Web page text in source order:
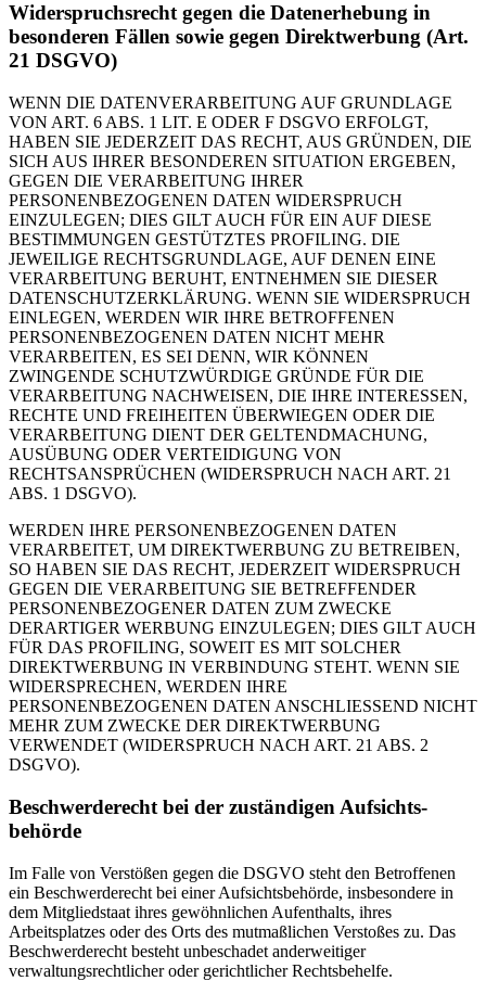
Widerspruchsrecht gegen die Datenerhebung in
besonderen Fällen sowie gegen Direktwerbung (Art.
21 DSGVO)
WENN DIE DATENVERARBEITUNG AUF GRUNDLAGE
VON ART. 6 ABS. 1 LIT. E ODER F DSGVO ERFOLGT,
HABEN SIE JEDERZEIT DAS RECHT, AUS GRÜNDEN, DIE
SICH AUS IHRER BESONDEREN SITUATION ERGEBEN,
GEGEN DIE VERARBEITUNG IHRER
PERSONENBEZOGENEN DATEN WIDERSPRUCH
EINZULEGEN; DIES GILT AUCH FÜR EIN AUF DIESE
BESTIMMUNGEN GESTÜTZTES PROFILING. DIE
JEWEILIGE RECHTSGRUNDLAGE, AUF DENEN EINE
VERARBEITUNG BERUHT, ENTNEHMEN SIE DIESER
DATENSCHUTZERKLÄRUNG. WENN SIE WIDERSPRUCH
EINLEGEN, WERDEN WIR IHRE BETROFFENEN
PERSONENBEZOGENEN DATEN NICHT MEHR
VERARBEITEN, ES SEI DENN, WIR KÖNNEN
ZWINGENDE SCHUTZWÜRDIGE GRÜNDE FÜR DIE
VERARBEITUNG NACHWEISEN, DIE IHRE INTERESSEN,
RECHTE UND FREIHEITEN ÜBERWIEGEN ODER DIE
VERARBEITUNG DIENT DER GELTENDMACHUNG,
AUSÜBUNG ODER VERTEIDIGUNG VON
RECHTSANSPRÜCHEN (WIDERSPRUCH NACH ART. 21
ABS. 1 DSGVO).
WERDEN IHRE PERSONENBEZOGENEN DATEN
VERARBEITET, UM DIREKTWERBUNG ZU BETREIBEN,
SO HABEN SIE DAS RECHT, JEDERZEIT WIDERSPRUCH
GEGEN DIE VERARBEITUNG SIE BETREFFENDER
PERSONENBEZOGENER DATEN ZUM ZWECKE
DERARTIGER WERBUNG EINZULEGEN; DIES GILT AUCH
FÜR DAS PROFILING, SOWEIT ES MIT SOLCHER
DIREKTWERBUNG IN VERBINDUNG STEHT. WENN SIE
WIDERSPRECHEN, WERDEN IHRE
PERSONENBEZOGENEN DATEN ANSCHLIESSEND NICHT
MEHR ZUM ZWECKE DER DIREKTWERBUNG
VERWENDET (WIDERSPRUCH NACH ART. 21 ABS. 2
DSGVO).
Beschwerde­recht bei der zuständigen Aufsichts­
behörde
Im Falle von Verstößen gegen die DSGVO steht den Betroffenen
ein Beschwerderecht bei einer Aufsichtsbehörde, insbesondere in
dem Mitgliedstaat ihres gewöhnlichen Aufenthalts, ihres
Arbeitsplatzes oder des Orts des mutmaßlichen Verstoßes zu. Das
Beschwerderecht besteht unbeschadet anderweitiger
verwaltungsrechtlicher oder gerichtlicher Rechtsbehelfe.